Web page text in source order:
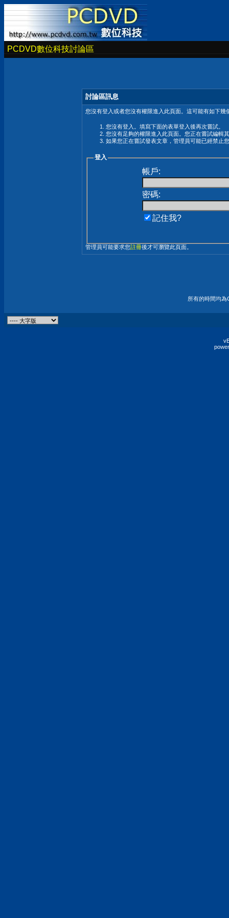
PCDVD數位科技討論區
討論區訊息
您沒有登入或者您沒有權限進入此頁面。這可能有如下幾
您沒有登入。填寫下面的表單登入後再次嘗試。
您沒有足夠的權限進入此頁面。您正在嘗試編輯
如果您正在嘗試發表文章，管理員可能已經禁止
登入
帳戶:
密碼:
記住我?
管理員可能要求您註冊後才可瀏覽此頁面。
所有的時間均為